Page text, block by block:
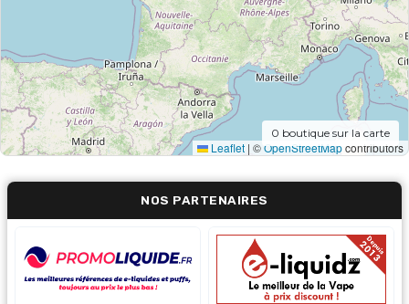
Leaflet | ©OpenStreetMapcontributors
0 boutique sur la carte
NOS PARTENAIRES